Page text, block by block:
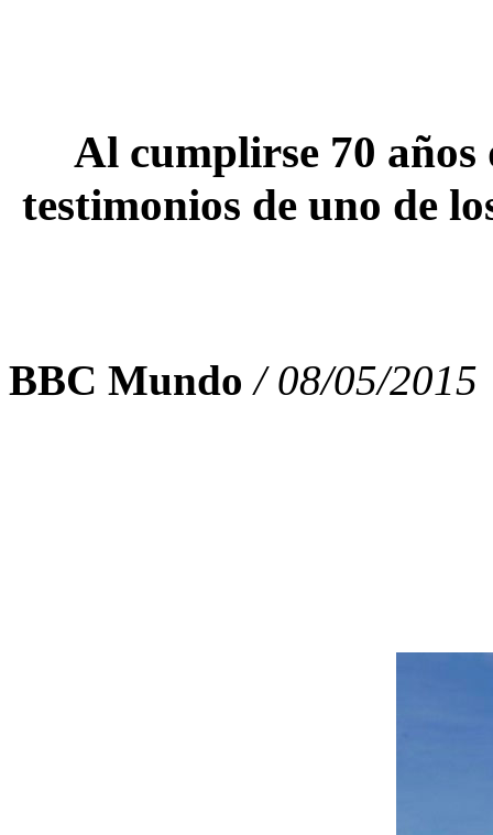
Al cumplirse 70
testimonios de uno de
BBC Mundo/ 08/05/2015